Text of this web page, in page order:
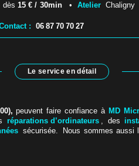
dès15 € / 30min• AtelierChaligny
: 06 87 70 70 27
Le service en détail
peuvent faire confiance à MD
réparations d’ordinateurs , des
sécurisée. Nous sommes aussi